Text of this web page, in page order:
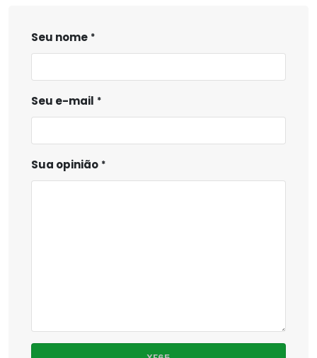
Seu nome
Seu e-mail
Sua opinião